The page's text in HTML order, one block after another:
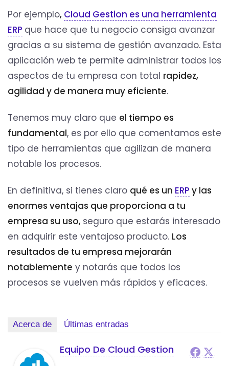
Por ejemplo, Cloud Gestion es una herramienta
ERP que hace que tu negocio consiga avanzar
gracias a su sistema de gestión avanzado. Esta
aplicación web te permite administrar todos los
aspectos de tu empresa con total rapidez,
agilidad y de manera muy eficiente.
Tenemos muy claro que el tiempo es
fundamental, es por ello que comentamos este
tipo de herramientas que agilizan de manera
notable los procesos.
En definitiva, si tienes claro qué es un ERP y las
enormes ventajas que proporciona a tu
empresa su uso, seguro que estarás interesado
en adquirir este ventajoso producto. Los
resultados de tu empresa mejorarán
notablemente y notarás que todos los
procesos se vuelven más rápidos y eficaces.
Acerca de Últimas entradas
Equipo De Cloud Gestion